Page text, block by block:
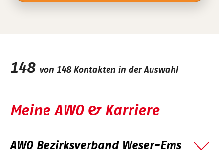
148 von 148Kontakten in der Auswahl
Meine AWO & Karriere
AWO Bezirksverband Weser-Ems